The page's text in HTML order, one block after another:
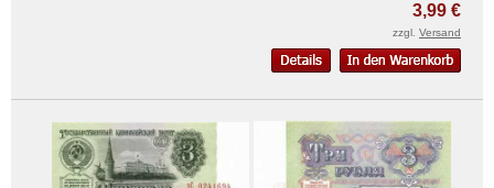
3,99 €
zzgl. Versand